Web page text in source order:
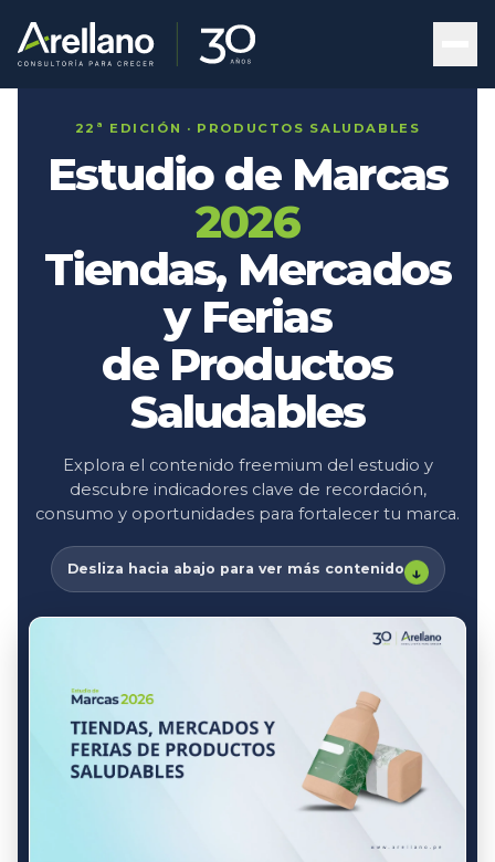
22ª EDICIÓN · PRODUCTOS SALUDABLES
Estudio de Marcas
2026
Tiendas, Mercados
y Ferias
de Productos
Saludables
Explora el contenido freemium del estudio y
descubre indicadores clave de recordación,
consumo y oportunidades para fortalecer tu marca.
Desliza hacia abajo para ver más contenido ↓